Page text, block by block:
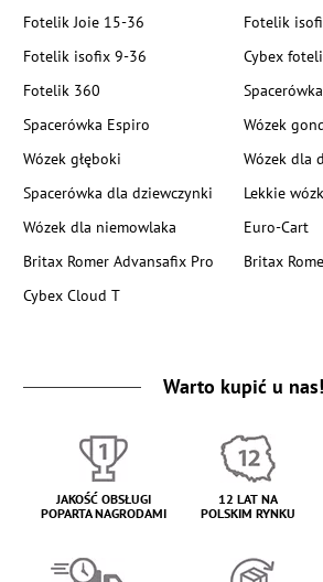
Fotelik Joie 15-36
Fotelik
Fotelik isofix 9-36
Cybex
Fotelik 360
Spacerówka Espiro
Wózek
Wózek głęboki
Wózek dla
Spacerówka dla dziewczynki
Lekkie
Wózek dla niemowlaka
Euro-Cart
Britax Romer Advansafix Pro
Britax
Cybex Cloud T
Warto kupić u nas!
JAKOŚĆ OBSŁUGI
POPARTA NAGRODAMI
12 LAT NA
POLSKIM RYNKU